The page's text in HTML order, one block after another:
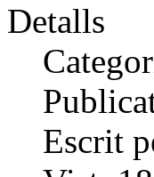
Detalls
Escrit